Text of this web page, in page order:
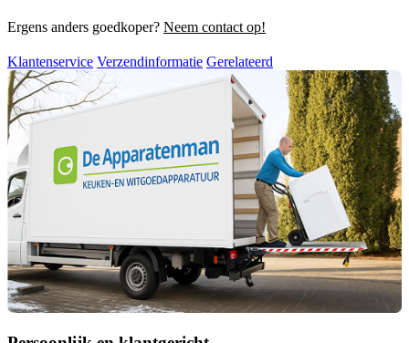
Ergens anders goedkoper? Neem contact op!
Klantenservice Verzendinformatie Gerelateerd